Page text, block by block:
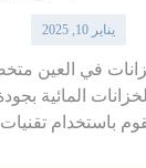
يناير 10, 2025
في العين
المائية
باستخدام